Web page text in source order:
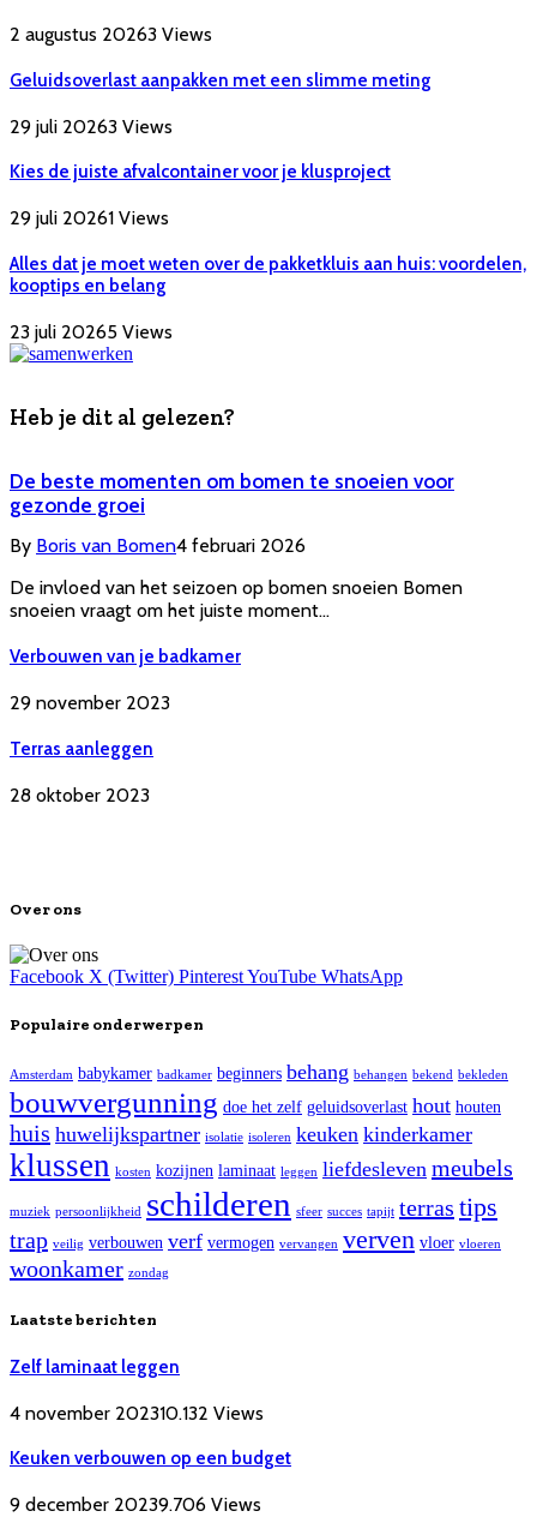
2 augustus 20263 Views
Geluidsoverlast aanpakken met een slimme meting
29 juli 20263 Views
Kies de juiste afvalcontainer voor je klusproject
29 juli 20261 Views
Alles dat je moet weten over de pakketkluis aan huis: voordelen,
kooptips en belang
23 juli 20265 Views
Heb je dit al gelezen?
De beste momenten om bomen te snoeien voor
gezonde groei
By Boris van Bomen4 februari 2026
De invloed van het seizoen op bomen snoeien Bomen
snoeien vraagt om het juiste moment…
Verbouwen van je badkamer
29 november 2023
Terras aanleggen
28 oktober 2023
Over ons
Facebook X (Twitter) PinterestYouTube WhatsApp
Populaire onderwerpen
Amsterdam babykamer badkamer beginners behang behangen bekend bekleden
bouwvergunning doe het zelf geluidsoverlast hout houten
huis huwelijkspartner isolatie isoleren keuken kinderkamer
klussen kosten kozijnen laminaat leggen liefdesleven meubels
muziek persoonlijkheid schilderen sfeer succes tapijt terras tips
trap veilig verbouwen verf vermogen vervangen verven vloer vloeren
woonkamer zondag
Laatste berichten
Zelf laminaat leggen
4 november 202310.132 Views
Keuken verbouwen op een budget
9 december 20239.706 Views